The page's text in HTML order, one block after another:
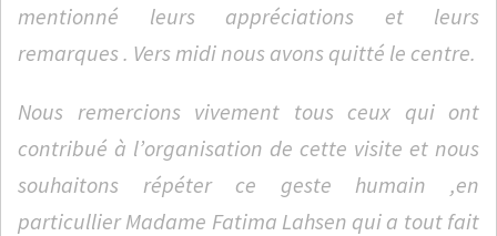
mentionné leurs appréciations et leurs
remarques . Vers midi nous avons quitté le centre.
Nous remercions vivement tous ceux qui ont
contribué à l’organisation de cette visite et nous
souhaitons répéter ce geste humain ,en
particullier Madame Fatima Lahsen qui a tout fait